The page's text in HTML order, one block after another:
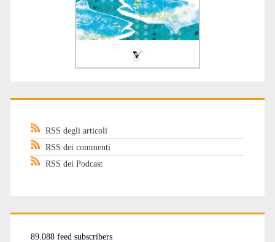
RSS degli articoli
RSS dei commenti
RSS dei Podcast
89.088 feed subscribers